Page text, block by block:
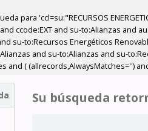
para 'ccl=su:"RECURSOS
ccode:EXT and su-to:Alianzas and
su-to:Recursos Energéticos
and su-to:Alianzas and su-
and ( (allrecords,AlwaysMatches='')
Su búsqueda